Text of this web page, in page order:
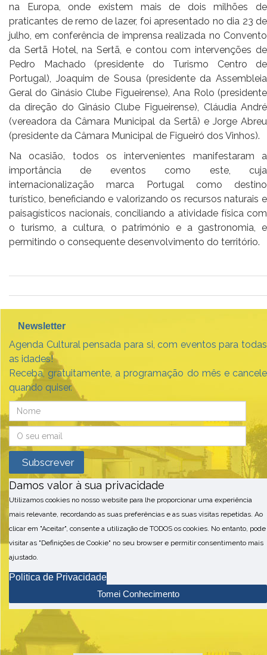
na Europa, onde existem mais de dois milhões de
praticantes de remo de lazer, foi apresentado no dia 23 de
julho, em conferência de imprensa realizada no Convento
da Sertã Hotel, na Sertã, e contou com intervenções de
Pedro Machado (presidente do Turismo Centro de
Portugal), Joaquim de Sousa (presidente da Assembleia
Geral do Ginásio Clube Figueirense), Ana Rolo (presidente
da direção do Ginásio Clube Figueirense), Cláudia André
(vereadora da Câmara Municipal da Sertã) e Jorge Abreu
(presidente da Câmara Municipal de Figueiró dos Vinhos).
Na ocasião, todos os intervenientes manifestaram a
importância de eventos como este, cuja
internacionalização marca Portugal como destino
turístico, beneficiando e valorizando os recursos naturais e
paisagísticos nacionais, conciliando a atividade física com
o turismo, a cultura, o património e a gastronomia, e
permitindo o consequente desenvolvimento do território.
Newsletter
Agenda Cultural pensada para si, com eventos para todas
as idades!
Receba, gratuitamente, a programação do mês e cancele
quando quiser.
Damos valor à sua privacidade
Utilizamos cookies no nosso website para lhe proporcionar uma experiência
mais relevante, recordando as suas preferências e as suas visitas repetidas. Ao
clicar em "Aceitar", consente a utilização de TODOS os cookies. No entanto, pode
visitar as "Definições de Cookie" no seu browser e permitir consentimento mais
ajustado.
Politica de Privacidade
Tomei Conhecimento